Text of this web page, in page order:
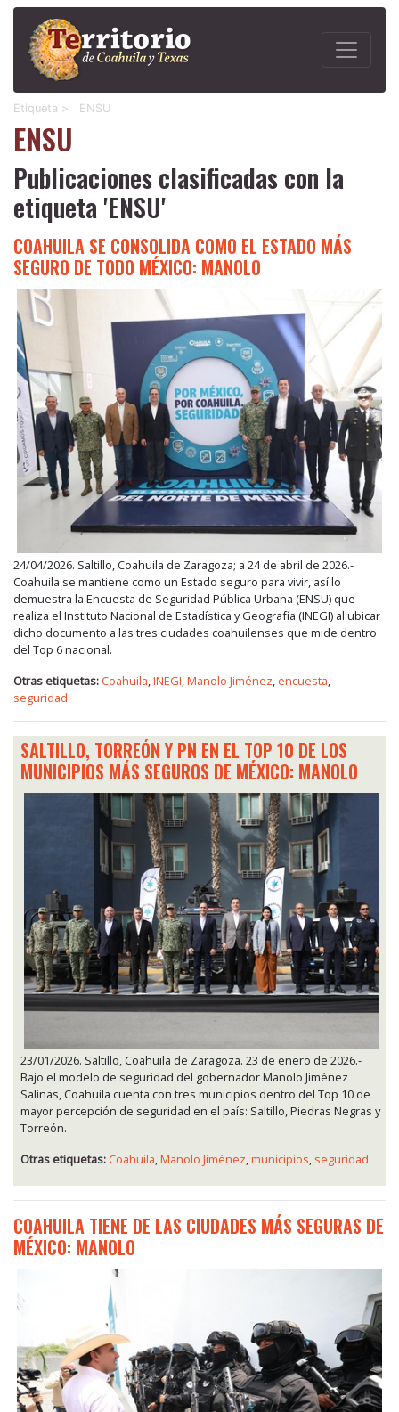
Etiqueta > ENSU
ENSU
Publicaciones clasificadas con la
etiqueta 'ENSU'
COAHUILA SE CONSOLIDA COMO EL ESTADO MÁS
SEGURO DE TODO MÉXICO: MANOLO
24/04/2026. Saltillo, Coahuila de Zaragoza; a 24 de abril de 2026.-
Coahuila se mantiene como un Estado seguro para vivir, así lo
demuestra la Encuesta de Seguridad Pública Urbana (ENSU) que
realiza el Instituto Nacional de Estadística y Geografía (INEGI) al ubicar
dicho documento a las tres ciudades coahuilenses que mide dentro
del Top 6 nacional.
Otras etiquetas: Coahuila INEGI Manolo Jiménez encuesta
seguridad
SALTILLO, TORREÓN Y PN EN EL TOP 10 DE LOS
MUNICIPIOS MÁS SEGUROS DE MÉXICO: MANOLO
23/01/2026. Saltillo, Coahuila de Zaragoza. 23 de enero de 2026.-
Bajo el modelo de seguridad del gobernador Manolo Jiménez
Salinas, Coahuila cuenta con tres municipios dentro del Top 10 de
mayor percepción de seguridad en el país: Saltillo, Piedras Negras y
Torreón.
Otras etiquetas: Coahuila,Manolo Jiménez,municipios, seguridad
COAHUILA TIENE DE LAS CIUDADES MÁS SEGURAS DE
MÉXICO: MANOLO